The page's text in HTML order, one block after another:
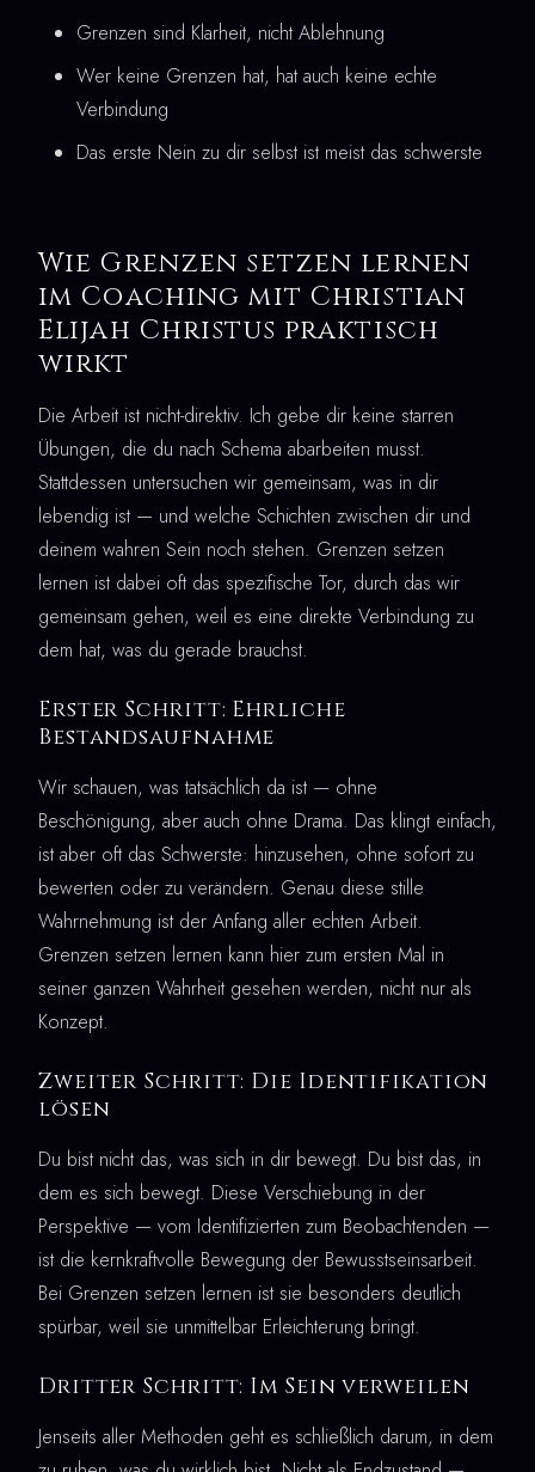
Grenzen sind Klarheit, nicht Ablehnung
Wer keine Grenzen hat, hat auch keine echte
Verbindung
Das erste Nein zu dir selbst ist meist das schwerste
Wie Grenzen setzen lernen
im Coaching mit Christian
Elijah Christus praktisch
wirkt
Die Arbeit ist nicht-direktiv. Ich gebe dir keine starren
Übungen, die du nach Schema abarbeiten musst.
Stattdessen untersuchen wir gemeinsam, was in dir
lebendig ist — und welche Schichten zwischen dir und
deinem wahren Sein noch stehen. Grenzen setzen
lernen ist dabei oft das spezifische Tor, durch das wir
gemeinsam gehen, weil es eine direkte Verbindung zu
dem hat, was du gerade brauchst.
Erster Schritt: Ehrliche
Bestandsaufnahme
Wir schauen, was tatsächlich da ist — ohne
Beschönigung, aber auch ohne Drama. Das klingt einfach,
ist aber oft das Schwerste: hinzusehen, ohne sofort zu
bewerten oder zu verändern. Genau diese stille
Wahrnehmung ist der Anfang aller echten Arbeit.
Grenzen setzen lernen kann hier zum ersten Mal in
seiner ganzen Wahrheit gesehen werden, nicht nur als
Konzept.
Zweiter Schritt: Die Identifikation
lösen
Du bist nicht das, was sich in dir bewegt. Du bist das, in
dem es sich bewegt. Diese Verschiebung in der
Perspektive — vom Identifizierten zum Beobachtenden —
ist die kernkraftvolle Bewegung der Bewusstseinsarbeit.
Bei Grenzen setzen lernen ist sie besonders deutlich
spürbar, weil sie unmittelbar Erleichterung bringt.
Dritter Schritt: Im Sein verweilen
Jenseits aller Methoden geht es schließlich darum, in dem